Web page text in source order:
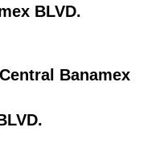
BLVD.
Banamex